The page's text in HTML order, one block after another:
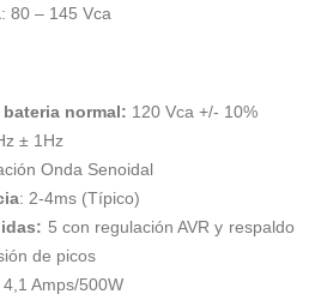
: 80 – 145 Vca
normal: 120 Vca +/- 10%
± 1Hz
Onda Senoidal
: 2-4ms (Típico)
5 con regulación AVR y respaldo
de picos
4,1 Amps/500W